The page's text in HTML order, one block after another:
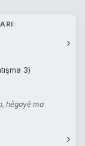
›
3)
hêgayê ma
›